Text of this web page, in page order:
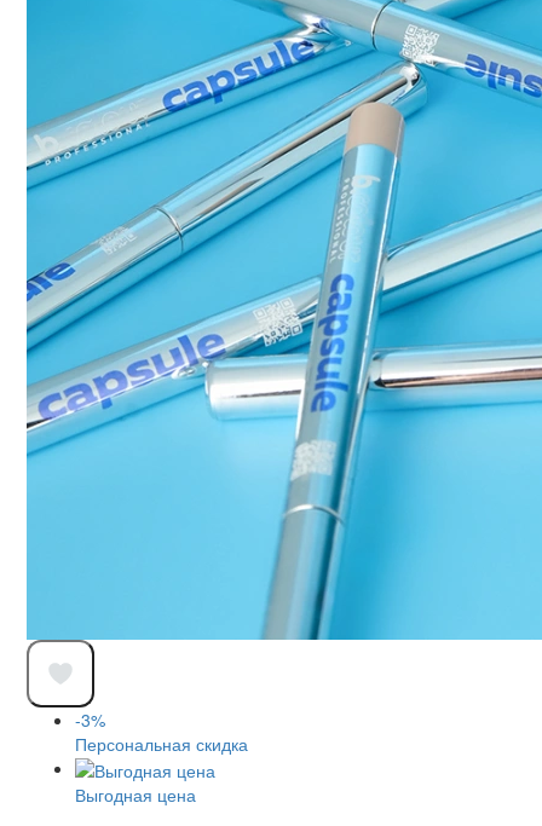
-3%
Персональная скидка
Выгодная цена